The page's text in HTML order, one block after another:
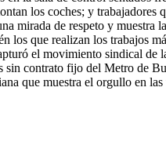
los coches; y trabajadores
mirada de respeto y muestra
los que realizan los trabajos
el movimiento sindical de
sin contrato fijo del Metro de
que muestra el orgullo en